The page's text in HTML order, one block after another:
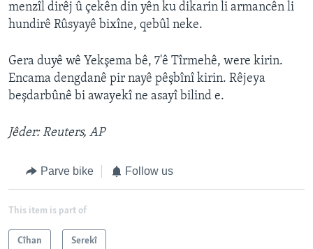
menzîl dirêj û çekên din yên ku dikarin li armancên li
hundirê Rûsyayê bixîne, qebûl neke.
Gera duyê wê Yekşema bê, 7'ê Tîrmehê, were kirin.
Encama dengdanê pir nayê pêşbînî kirin. Rêjeya
beşdarbûnê bi awayekî ne asayî bilind e.
Jêder: Reuters, AP
Parve bike Follow us
This item is part of
Cîhan Serekî